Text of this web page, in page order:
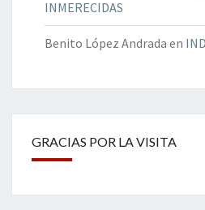
INMERECIDAS
Benito López Andrada en
GRACIAS POR LA VISITA